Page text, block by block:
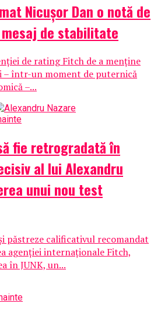
Nicușor Dan o notă de
de stabilitate
de rating Fitch de a menține
– într-un moment de puternică
–...
fie retrogradată în
al lui Alexandru
unui nou test
păstreze calificativul recomandat
agenției internaționale Fitch,
în JUNK, un...